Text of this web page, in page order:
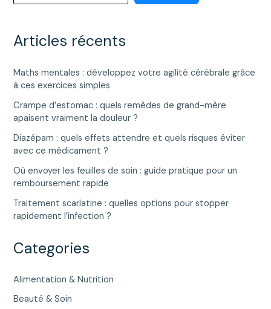
Articles récents
Maths mentales : développez votre agilité cérébrale grâce
à ces exercices simples
Crampe d’estomac : quels remèdes de grand-mère
apaisent vraiment la douleur ?
Diazépam : quels effets attendre et quels risques éviter
avec ce médicament ?
Où envoyer les feuilles de soin : guide pratique pour un
remboursement rapide
Traitement scarlatine : quelles options pour stopper
rapidement l’infection ?
Categories
Alimentation & Nutrition
Beauté & Soin